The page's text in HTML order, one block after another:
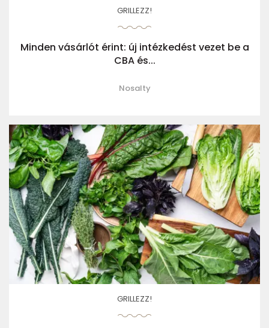
GRILLEZZ!
Minden vásárlót érint: új intézkedést vezet be a
CBA és...
Nosalty
GRILLEZZ!